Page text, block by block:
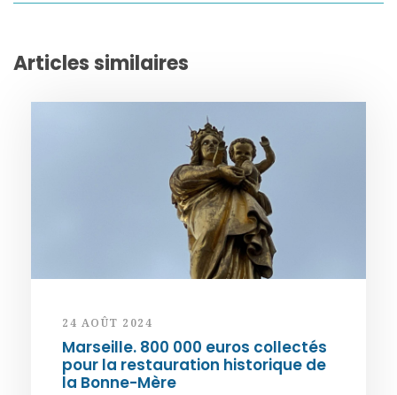
Articles similaires
24 AOÛT 2024
Marseille. 800 000 euros collectés
pour la restauration historique de
la Bonne-Mère